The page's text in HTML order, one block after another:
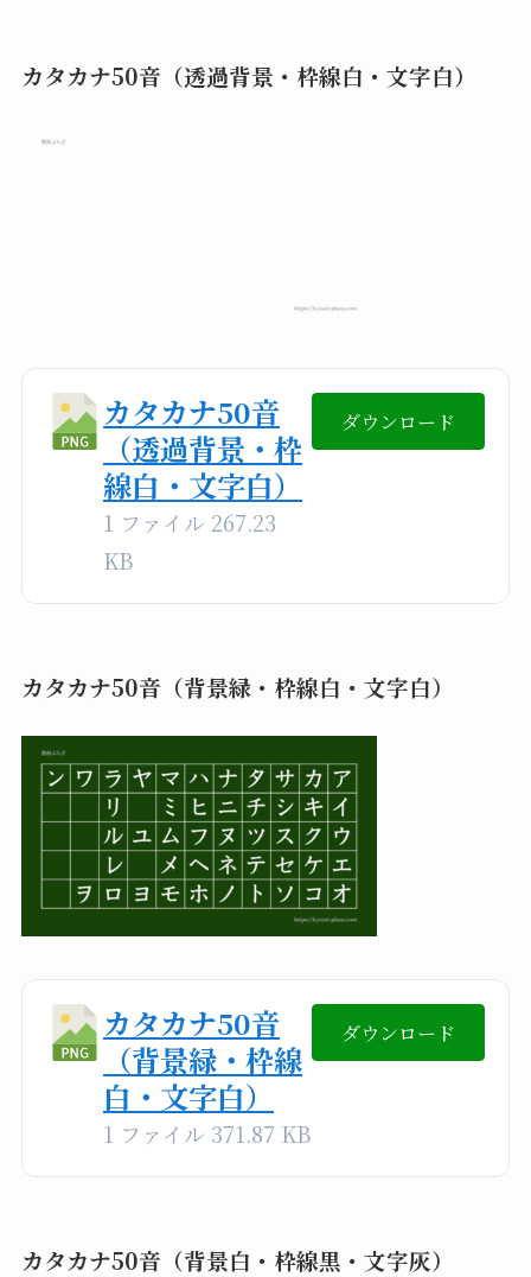
カタカナ50音（透過背景・枠線白・文字白）
カタカナ50音
（透過背景・枠
線白・文字白）
1 ファイル 267.23
KB
ダウンロード
カタカナ50音（背景緑・枠線白・文字白）
カタカナ50音
（背景緑・枠線
白・文字白）
1 ファイル 371.87 KB
ダウンロード
カタカナ50音（背景白・枠線黒・文字灰）